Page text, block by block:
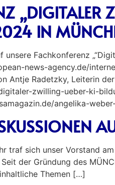
„DIGITALER
IN
unsere Fachkonferenz
news-agency.de/
Antje Radetzky, Leiterin
zwilling-ueber-ki-
angelika-
traf sich unser Vorstand
der Gründung des
Themen […]